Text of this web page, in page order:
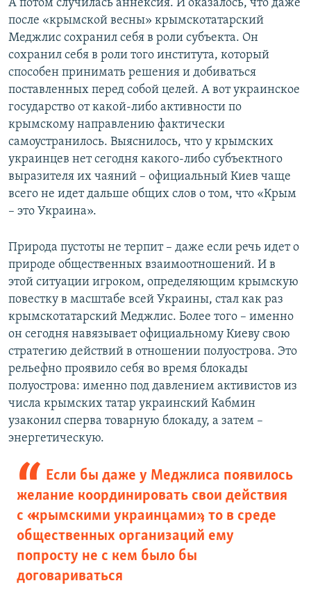
А потом случилась аннексия. И оказалось, что даже
после «крымской весны» крымскотатарский
Меджлис сохранил себя в роли субъекта. Он
сохранил себя в роли того института, который
способен принимать решения и добиваться
поставленных перед собой целей. А вот украинское
государство от какой-либо активности по
крымскому направлению фактически
самоустранилось. Выяснилось, что у крымских
украинцев нет сегодня какого-либо субъектного
выразителя их чаяний – официальный Киев чаще
всего не идет дальше общих слов о том, что «Крым
– это Украина».
Природа пустоты не терпит – даже если речь идет о
природе общественных взаимоотношений. И в
этой ситуации игроком, определяющим крымскую
повестку в масштабе всей Украины, стал как раз
крымскотатарский Меджлис. Более того – именно
он сегодня навязывает официальному Киеву свою
стратегию действий в отношении полуострова. Это
рельефно проявило себя во время блокады
полуострова: именно под давлением активистов из
числа крымских татар украинский Кабмин
узаконил сперва товарную блокаду, а затем –
энергетическую.
Если бы даже у Меджлиса появилось
желание координировать свои действия
с «крымскими украинцами», то в среде
общественных организаций ему
попросту не с кем было бы
договариваться